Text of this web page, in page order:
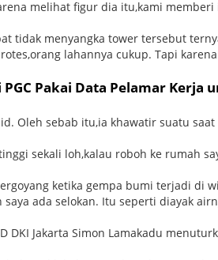
melihat figur dia itu,kami
tidak menyangka tower tersebut
lahannya cukup. Tapi
Pakai Data Pelamar Kerja
Oleh sebab itu,ia khawatir suatu
sekali loh,kalau roboh ke rumah
ketika gempa bumi terjadi di
ada selokan. Itu seperti diayak
DKI Jakarta Simon Lamakadu